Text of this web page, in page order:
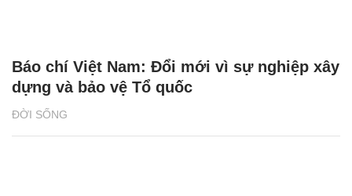
ĐỜI SỐNG
Báo chí Việt Nam: Đổi mới vì sự nghiệp xây
dựng và bảo vệ Tổ quốc